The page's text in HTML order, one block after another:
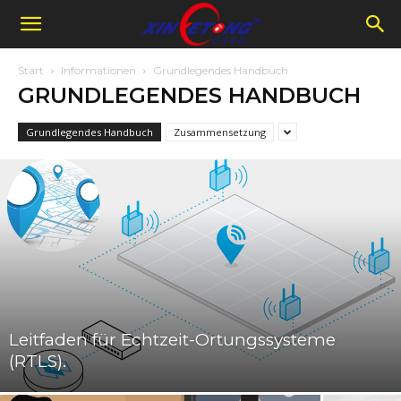
Start Informationen Grundlegendes Handbuch
GRUNDLEGENDES HANDBUCH
Grundlegendes Handbuch Zusammensetzung
Leitfaden für Echtzeit-Ortungssysteme
(RTLS).